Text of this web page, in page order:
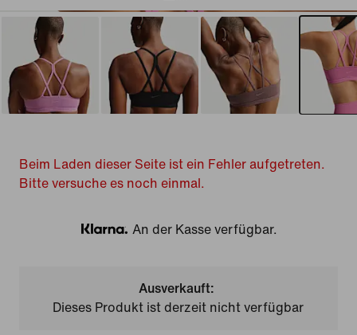
Beim Laden dieser Seite ist ein Fehler aufgetreten.
Bitte versuche es noch einmal.
Klarna
An der Kasse verfügbar.
Ausverkauft:
Dieses Produkt ist derzeit nicht verfügbar